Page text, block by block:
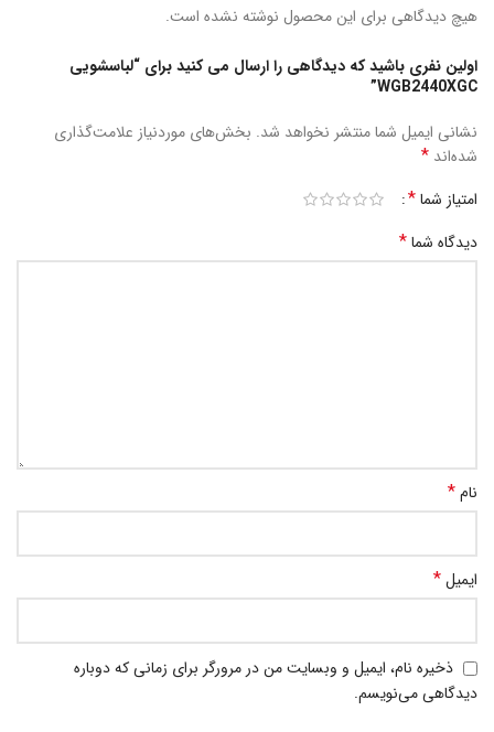
هیچ دیدگاهی برای این محصول نوشته نشده است.
اولین نفری باشید که دیدگاهی را ارسال می کنید برای “لباسشویی
WGB2440XGC”
نشانی ایمیل شما منتشر نخواهد شد. بخش‌های موردنیاز علامت‌گذاری
شده‌اند *
امتیاز شما*
دیدگاه شما*
نام*
ایمیل*
ذخیره نام، ایمیل و وبسایت من در مرورگر برای زمانی که دوباره
دیدگاهی می‌نویسم.